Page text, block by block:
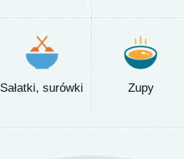
Sałatki, surówki Zupy